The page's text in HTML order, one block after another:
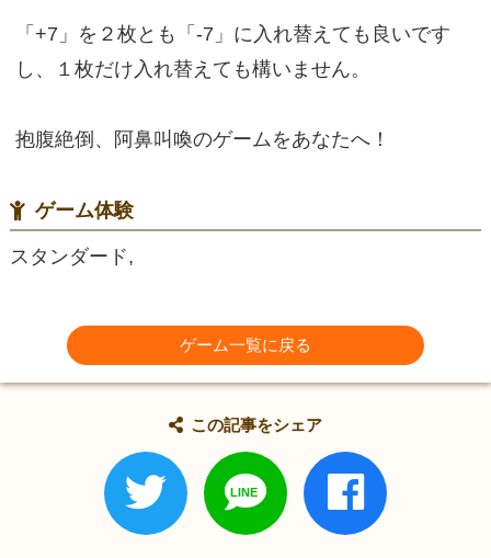
「+7」を２枚とも「-7」に入れ替えても良いです
し、１枚だけ入れ替えても構いません。
抱腹絶倒、阿鼻叫喚のゲームをあなたへ！
ゲーム体験
スタンダード,
ゲーム一覧に戻る
この記事をシェア